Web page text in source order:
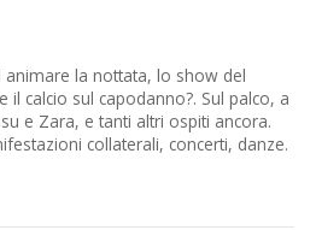
animare la nottata, lo show del
calcio sul capodanno?. Sul palco, a
e Zara, e tanti altri ospiti ancora.
collaterali, concerti, danze.